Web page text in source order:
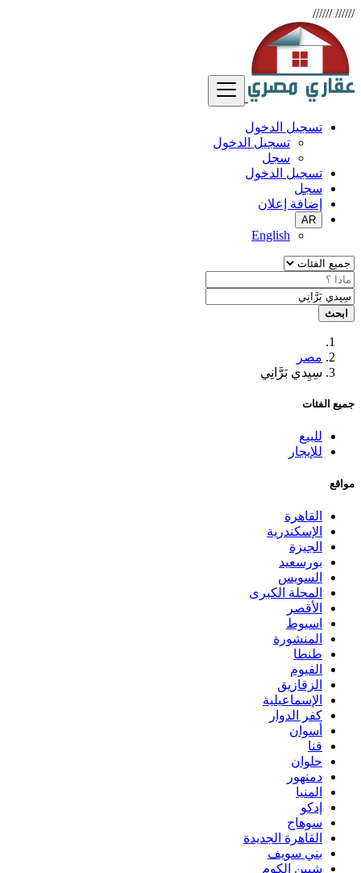
//////
//////
تسجيل الدخول
تسجيل الدخول
سجل
تسجيل الدخول
سجل
إضافة إعلان
AR
English
ابحث
مصر
سِيِدي بَرَّانِي
جميع الفئات
للبيع
للإيجار
مواقع
القاهرة
الإسكندرية
الجيزة
بورسعيد
السويس
المحلة الكبرى
الأقصر
اسيوط
المنشورة
طنطا
الفيوم
الزقازيق
الإسماعيلية
كفر الدوار
أسوان
قنا
حلوان
دمنهور
المنيا
إدكو
سوهاج
القاهرة الجديدة
بني سويف
شبين الكوم